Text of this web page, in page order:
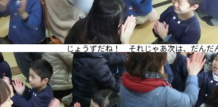
！ それじゃあ次は、だんだん速く